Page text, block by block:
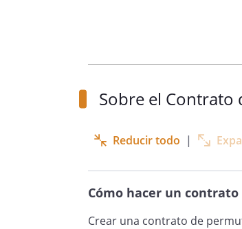
Sobre el Contrato
Reducir todo |
Cómo hacer un
Crear una contrato de